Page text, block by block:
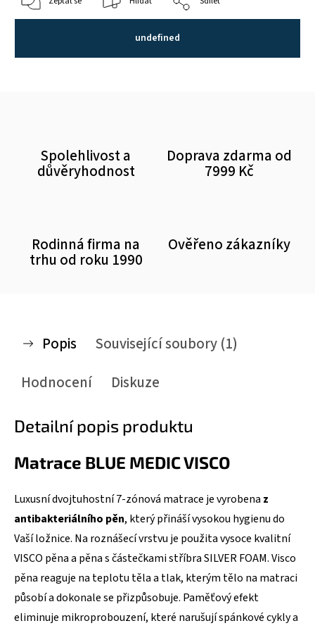
undefined
Spolehlivost a
důvěryhodnost
Doprava zdarma od
7999 Kč
Rodinná firma na
trhu od roku 1990
Ověřeno zákazníky
Popis
Související soubory (1)
Hodnocení
Diskuze
Detailní popis produktu
Matrace BLUE MEDIC VISCO
Luxusní dvojtuhostní 7-zónová matrace je vyrobena z
antibakteriálního pěn, který přináší vysokou hygienu do
Vaší ložnice. Na roznášecí vrstvu je použita vysoce kvalitní
VISCO pěna a pěna s částečkami stříbra SILVER FOAM. Visco
pěna reaguje na teplotu těla a tlak, kterým tělo na matraci
působí a dokonale se přizpůsobuje. Paměťový efekt
eliminuje mikroprobouzení, které narušují spánkové cykly a